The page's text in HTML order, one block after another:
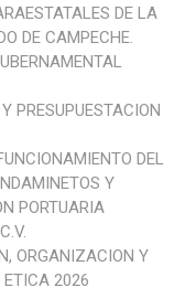
DE LA
DE CAMPECHE.
PRESUPUESTACION
DEL
Y
PORTUARIA
ORGANIZACION Y
ETICA 2026